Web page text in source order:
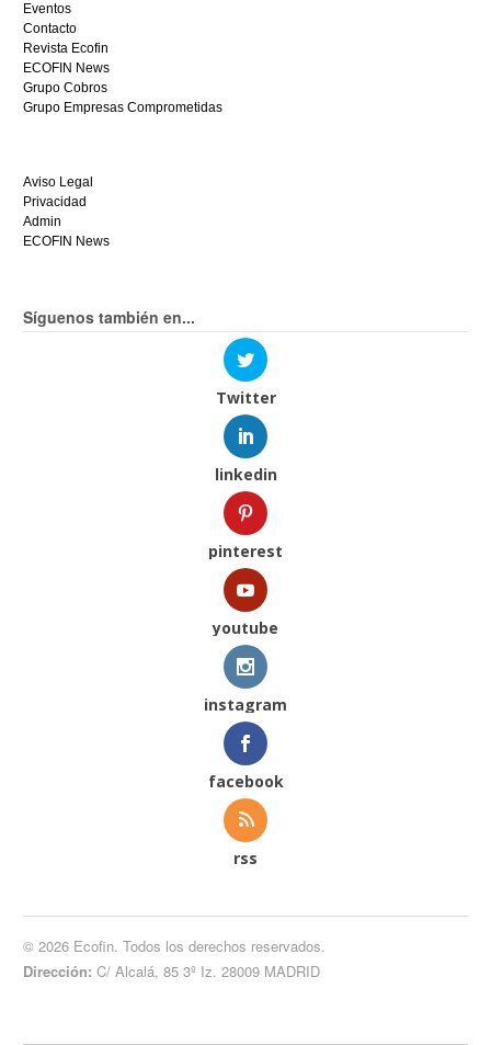
Eventos
Contacto
Revista Ecofin
ECOFIN News
Grupo Cobros
Grupo Empresas Comprometidas
Aviso Legal
Privacidad
Admin
ECOFIN News
Síguenos también en...
Twitter
linkedin
pinterest
youtube
instagram
facebook
rss
© 2026 Ecofin. Todos los derechos reservados.
Dirección: C/ Alcalá, 85 3º Iz. 28009 MADRID